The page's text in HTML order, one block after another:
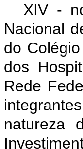
XIV -
Nacional
do
dos
Rede
natureza